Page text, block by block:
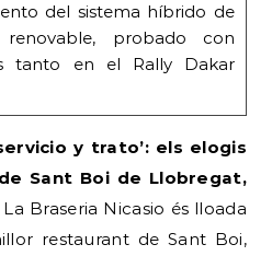
del sistema híbrido de
probado con
tanto en el Rally Dakar
y trato’: els elogis
Sant Boi de Llobregat,
La Braseria Nicasio és lloada
restaurant de Sant Boi,